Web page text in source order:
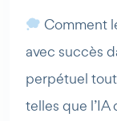
Comment
avec succès
perpétuel
telles que
Maibee